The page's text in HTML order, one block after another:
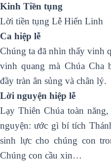
Kinh Tiền tụng
Lời tiền tụng Lễ Hiển Linh
Ca hiệp lễ
Chúng ta đã nhìn thấy vinh
vinh quang mà Chúa
đầy tràn ân sủng và chân lý.
Lời nguyện hiệp lễ
Lạy Thiên Chúa toàn
nguyện: ước gì bí tích
sinh lực cho chúng con
Chúng con cầu xin…